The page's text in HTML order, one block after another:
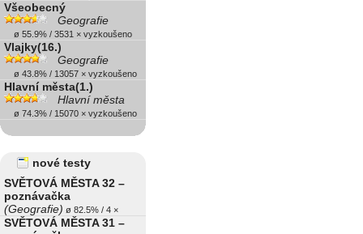
Všeobecný
Geografie
ø 55.9% / 3531 × vyzkoušeno
Vlajky(16.)
Geografie
ø 43.8% / 13057 × vyzkoušeno
Hlavní města(1.)
Hlavní města
ø 74.3% / 15070 × vyzkoušeno
nové testy
SVĚTOVÁ MĚSTA 32 –
poznávačka
(Geografie) ø 82.5% / 4 ×
SVĚTOVÁ MĚSTA 31 –